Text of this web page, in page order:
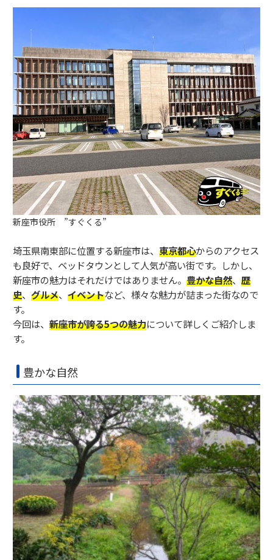
新座市役所 ”すぐくる”
埼玉県南東部に位置する新座市は、 東京都心からのアクセス
も良好で、ベッドタウンとして人気が高い街です。しかし、
新座市の魅力はそれだけではありません。 豊かな自然、 歴
史、 グルメ、 イベントなど、様々な魅力が詰まった街なので
す。
今回は、 新座市が誇る5つの魅力について詳しくご紹介しま
す。
豊かな自然